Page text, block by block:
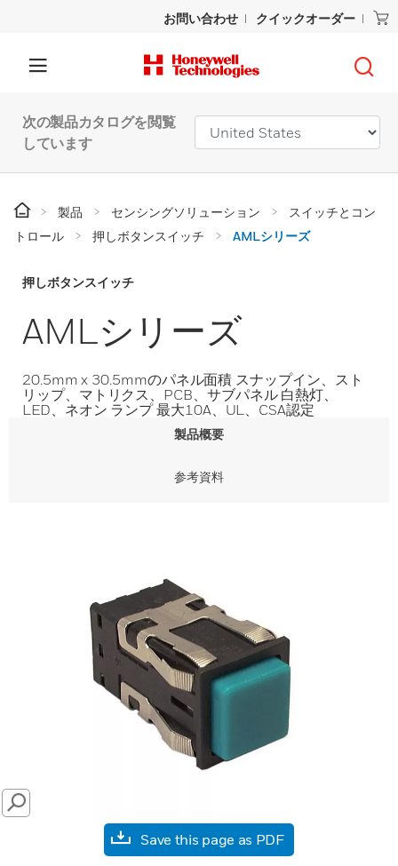
お問い合わせ クイックオーダー
次の製品カタログを閲覧
しています
製品 センシングソリューション
スイッチとコン
トロール
押しボタンスイッチ AMLシリーズ
押しボタンスイッチ
AMLシリーズ
20.5mm x 30.5mmのパネル面積 スナップイン、スト
リップ、マトリクス、PCB、サブパネル 白熱灯、
LED、ネオン ランプ 最大10A、UL、CSA認定
製品概要
参考資料
SEARCH
Save this page as PDF